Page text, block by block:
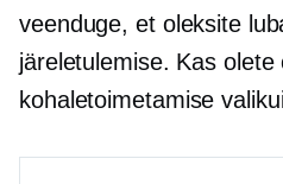
veenduge, et oleksite
järeletulemise. Kas
kohaletoimetamise